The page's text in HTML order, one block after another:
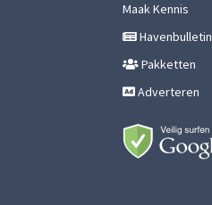
Maak Kennis
Havenbulletin
Pakketten
Adverteren